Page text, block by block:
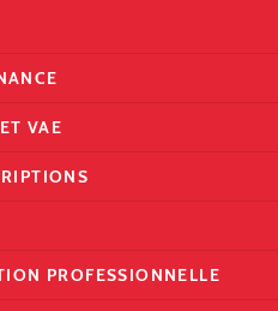
VAE
PROFESSIONNELLE